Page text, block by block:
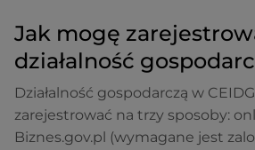
Jak mogę
działalność
Działalność gospodarczą w
zarejestrować na trzy sposoby:
Biznes.gov.pl (wymagane jest